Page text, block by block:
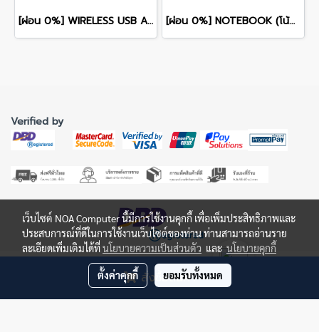
สั่งซื้อสินค้า
[ผ่อน 0%] WIRELESS USB ADAPTER (ยูเอสบีไวไฟ) ASUS ROG USB-BE92 BE6500 TRI-BAND WIFI 7 รับประกันศูนย์ไทย 3ปี [ผ่อน 0%] NOTEBOOK (โน้ตบุ๊ค) ASUS TUF GAMING A14 FA401EA-RG048WA 14" 2.5K IPS 165Hz/RYZEN AI MAX+ 392/32GB/SSD 512GB/RTX 3050/WINDOWS 11+MS OFFICE รับประกันซ่อมฟรีถึงบ้าน 2ปี
Verified by
©Copyright | All Rights Reserved | NOA Online Store
ดำเนินการโดย บริษัท นครโอเอ จำกัด Nakhon OA Co., Ltd.
เว็บไซต์ NOA Computer นี้มีการใช้งานคุกกี้ เพื่อเพิ่มประสิทธิภาพและ
ประสบการณ์ที่ดีในการใช้งานเว็บไซต์ของท่าน ท่านสามารถอ่านราย
ละเอียดเพิ่มเติมได้ที่นโยบายความเป็นส่วนตัว และ นโยบายคุกกี้
ตั้งค่าคุกกี้ ยอมรับทั้งหมด